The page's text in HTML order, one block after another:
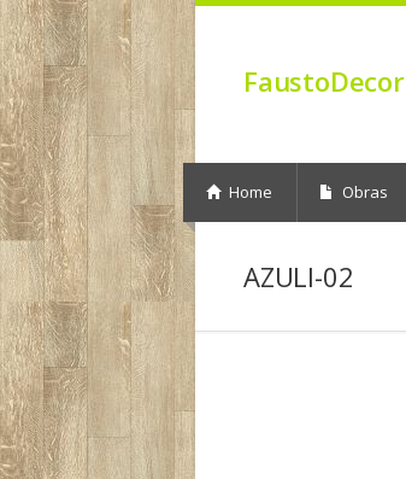
FaustoDecor
Home Obras
AZULI-02